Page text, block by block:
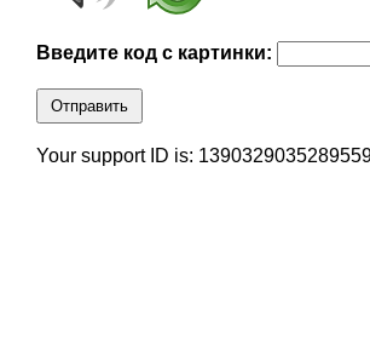
Введите код с картинки:
Отправить
Your support ID is: